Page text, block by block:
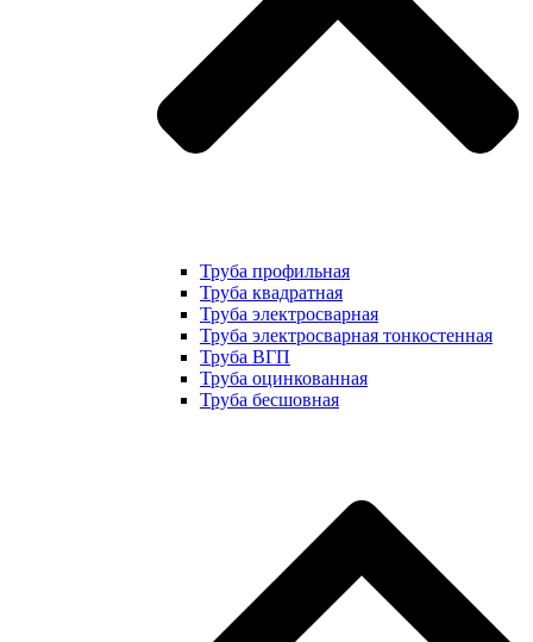
Труба профильная
Труба квадратная
Труба электросварная
Труба электросварная тонкостенная
Труба ВГП
Труба оцинкованная
Труба бесшовная